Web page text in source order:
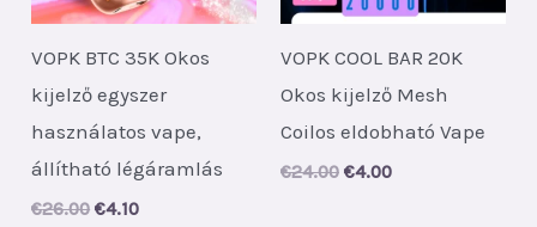
VOPK BTC 35K Okos
kijelző egyszer
használatos vape,
állítható légáramlás
€26.00 Original
€4.10Current
VOPK COOL BAR 20K
Okos kijelző Mesh
Coilos eldobható Vape
€24.00 Original
€4.00Current